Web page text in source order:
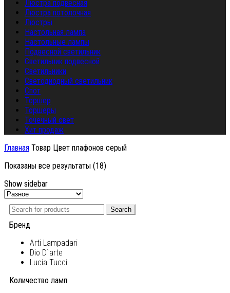
Люстра подвесная
Люстра потолочная
Люстры
Настольная лампа
Настольные лампы
Подвесной светильник
Светильник подвесной
Светильники
Светодиодный светильник
Спот
Торшер
Торшеры
Точечный свет
Хит продаж
Главная Товар Цвет плафонов серый
Показаны все результаты (18)
Show sidebar
Search
Бренд
Arti Lampadari
Dio D`arte
Lucia Tucci
Количество ламп